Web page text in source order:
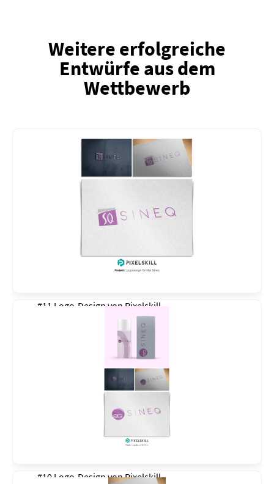
Weitere erfolgreiche
Entwürfe aus dem
Wettbewerb
#11 Logo-Design von Pixelskill
#10 Logo-Design vonPixelskill